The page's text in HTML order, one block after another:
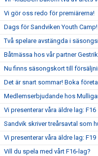
Vi gör oss redo för premiärerna!
Dags för Sandviken Youth Camp!
Två spelare avstängda i
Båtmässa hos vår partner
Nu finns säsongskort till
Det är snart sommar! Boka
Medlemserbjudande hos
Vi presenterar våra äldre lag: F16
Sandvik skriver treårsavtal som
Vi presenterar våra äldre lag: F19
Vill du spela med vårt F16-lag?